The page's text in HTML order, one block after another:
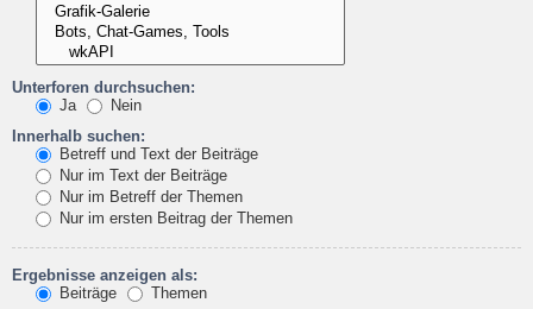
Unterforen durchsuchen:
Ja
Nein
Innerhalb suchen:
Betreff und Text der Beiträge
Nur im Text der Beiträge
Nur im Betreff der Themen
Nur im ersten Beitrag der Themen
Ergebnisse anzeigen als:
Beiträge
Themen